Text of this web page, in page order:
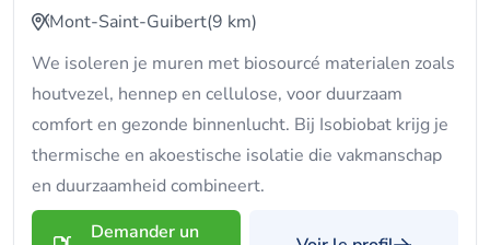
Mont-Saint-Guibert(9 km)
We isoleren je muren met biosourcé materialen zoals
houtvezel, hennep en cellulose, voor duurzaam
comfort en gezonde binnenlucht. Bij Isobiobat krijg je
thermische en akoestische isolatie die vakmanschap
en duurzaamheid combineert.
Demander un